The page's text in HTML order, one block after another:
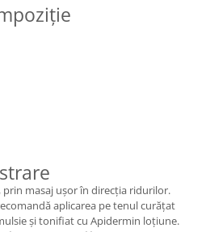
prin masaj ușor în direcția ridurilor.
aplicarea pe tenul curățat
și tonifiat cu Apidermin loțiune.